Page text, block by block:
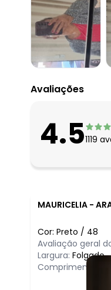
Avaliações
4.51119
MAURICELIA -
Cor: Preto / 48
Avaliação geral
Largura: Folgado
Comprimento: